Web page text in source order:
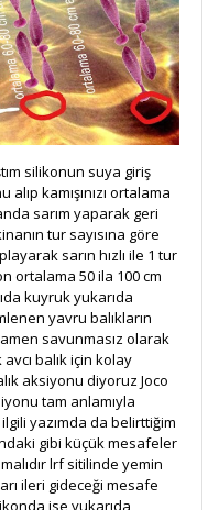
silikonun suya giriş
kamışınızı ortalama
sarım yaparak geri
tur sayısına göre
sarın hızlı ile 1 tur
ortalama 50 ila 100 cm
kuyruk yukarıda
yavru balıkların
savunmasız olarak
balık için kolay
aksiyonu diyoruz Joco
tam anlamıyla
yazımda da belirttiğim
gibi küçük mesafeler
lrf sitilinde yemin
ileri gideceği mesafe
ise yukarıda